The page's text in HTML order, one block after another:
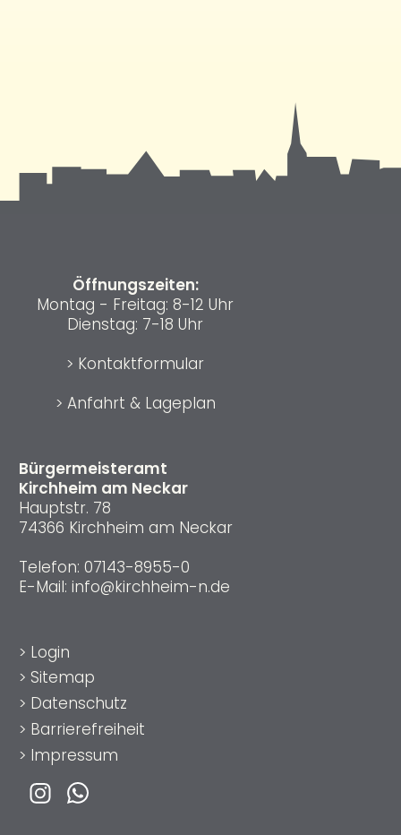
Bürgermeisteramt
Kirchheim am Neckar
Hauptstr. 78
74366 Kirchheim am Neckar
Telefon: 07143-8955-0
E-Mail: info@kirchheim-n.de
Öffnungszeiten:
Montag - Freitag: 8-12 Uhr
Dienstag: 7-18 Uhr
> Kontaktformular
> Anfahrt & Lageplan
> Login
> Sitemap
> Datenschutz
> Barrierefreiheit
> Impressum